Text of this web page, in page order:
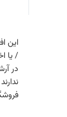
این
/ یا
در